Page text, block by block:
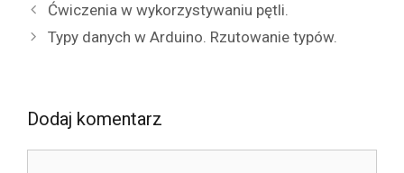
Ćwiczenia w wykorzystywaniu pętli.
Typy danych w Arduino. Rzutowanie typów.
Dodaj komentarz